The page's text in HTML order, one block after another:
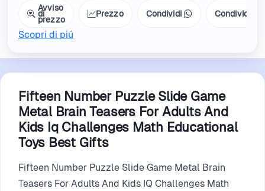
Avviso
di
prezzo
Prezzo Condividi Condividi
Scopri di piú
Fifteen Number Puzzle Slide Game
Metal Brain Teasers For Adults And
Kids Iq Challenges Math Educational
Toys Best Gifts
Fifteen Number Puzzle Slide Game Metal Brain
Teasers For Adults And Kids IQ Challenges Math